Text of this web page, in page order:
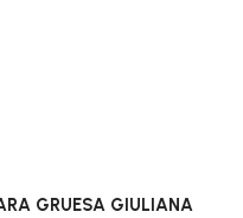
GRUESA GIULIANA